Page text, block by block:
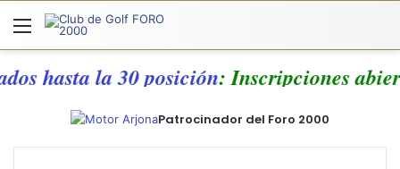
Menú
hasta la 30 posición: Inscripciones
Patrocinador del Foro 2000